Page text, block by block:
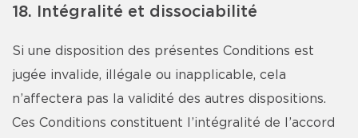
18. Intégralité et dissociabilité
Si une disposition des présentes Conditions est
jugée invalide, illégale ou inapplicable, cela
n’affectera pas la validité des autres dispositions.
Ces Conditions constituent l’intégralité de l’accord